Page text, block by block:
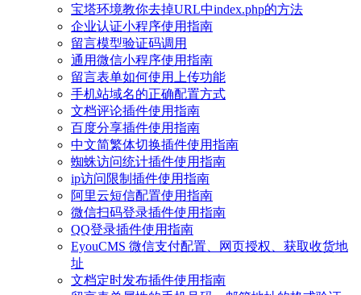
宝塔环境教你去掉URL中index.php的方法
企业认证小程序使用指南
留言模型验证码调用
通用微信小程序使用指南
留言表单如何使用上传功能
手机站域名的正确配置方式
文档评论插件使用指南
百度分享插件使用指南
中文简繁体切换插件使用指南
蜘蛛访问统计插件使用指南
ip访问限制插件使用指南
阿里云短信配置使用指南
微信扫码登录插件使用指南
QQ登录插件使用指南
EyouCMS 微信支付配置、网页授权、获取收货地
址
文档定时发布插件使用指南